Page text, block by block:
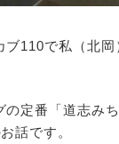
110で私（北
定番「道志み
話です。